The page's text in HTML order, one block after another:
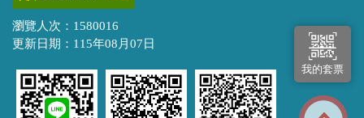
瀏覽人次：1580016
更新日期：115年08月07日
我的套票